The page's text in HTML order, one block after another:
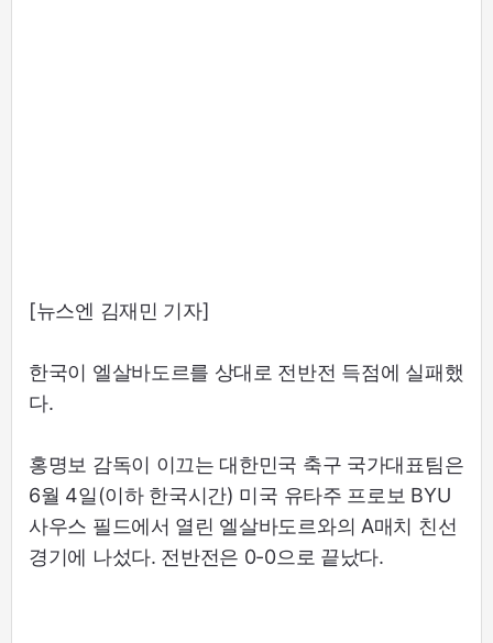
[뉴스엔 김재민 기자]
한국이 엘살바도르를 상대로 전반전 득점에 실패했
다.
홍명보 감독이 이끄는 대한민국 축구 국가대표팀은
6월 4일(이하 한국시간) 미국 유타주 프로보 BYU
사우스 필드에서 열린 엘살바도르와의 A매치 친선
경기에 나섰다. 전반전은 0-0으로 끝났다.